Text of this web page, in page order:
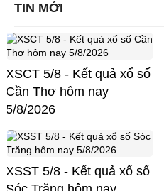
TIN MỚI
XSCT 5/8 - Kết quả xổ số
Cần Thơ hôm nay
5/8/2026
XSST 5/8 - Kết quả xổ số